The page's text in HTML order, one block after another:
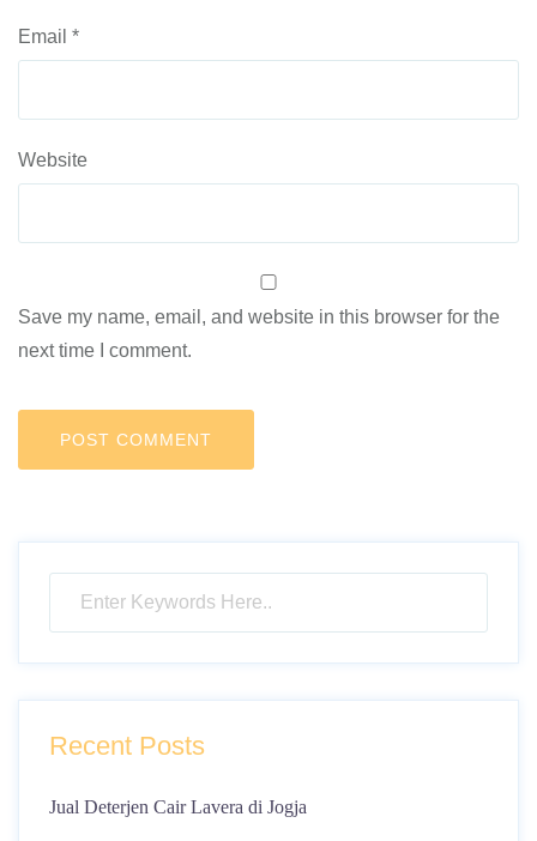
Email *
Website
Save my name, email, and website in this browser for the
next time I comment.
Recent Posts
Jual Deterjen Cair Lavera di Jogja